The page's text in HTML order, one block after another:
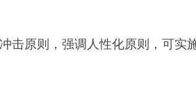
击原则，强调人性化原则，可